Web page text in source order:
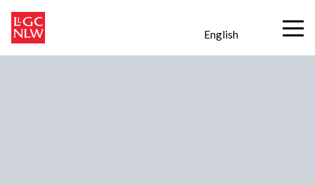
English